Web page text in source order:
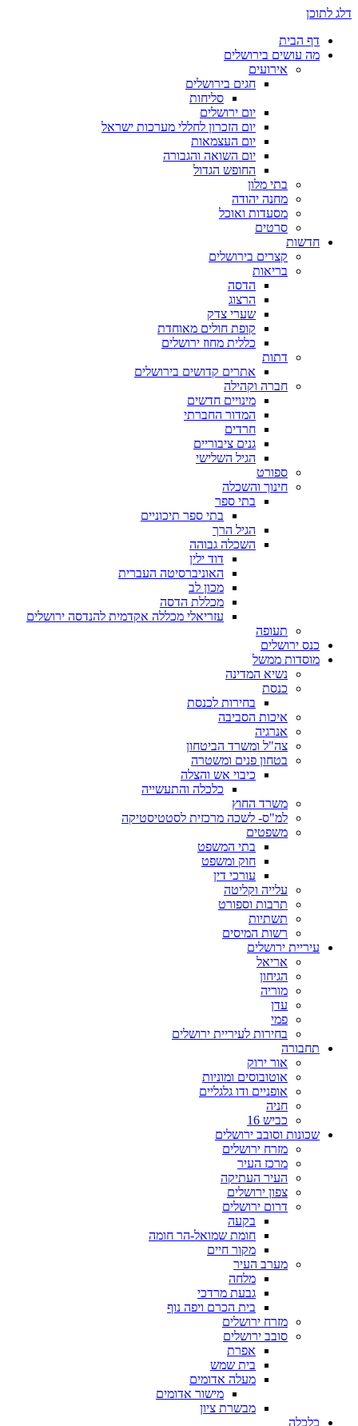
דלג לתוכן
דף הבית
מה עושים בירושלים
אירועים
חגים בירושלים
סליחות
יום ירושלים
יום הזכרון לחללי מערכות ישראל
יום העצמאות
יום השואה והגבורה
החופש הגדול
בתי מלון
מחנה יהודה
מסעדות ואוכל
סרטים
חדשות
קצרים בירושלים
בריאות
הדסה
הרצוג
שערי צדק
קופת חולים מאוחדת
כללית מחוז ירושלים
דתות
אתרים קדושים בירושלים
חברה וקהילה
מינויים חדשים
המדור החברתי
חרדים
גנים ציבוריים
הגיל השלישי
ספורט
חינוך והשכלה
בתי ספר
בתי ספר תיכוניים
הגיל הרך
השכלה גבוהה
דוד ילין
האוניברסיטה העברית
מכון לב
מכללת הדסה
עזריאלי מכללה אקדמית להנדסה ירושלים
תעופה
כנס ירושלים
מוסדות ממשל
נשיא המדינה
כנסת
בחירות לכנסת
איכות הסביבה
אנרגיה
צה"ל ומשרד הביטחון
בטחון פנים ומשטרה
כיבוי אש והצלה
כלכלה והתעשייה
משרד החוץ
למ"ס- לשכה מרכזית לסטטיסטיקה
משפטים
בתי המשפט
חוק ומשפט
עורכי דין
עלייה וקליטה
תרבות וספורט
תשתיות
רשות המיסים
עיריית ירושלים
אריאל
הגיחון
מוריה
עדן
פמי
בחירות לעיריית ירושלים
תחבורה
אור ירוק
אוטובוסים ומוניות
אופניים ודו גלגליים
חניה
כביש 16
שכונות וסובב ירושלים
מזרח ירושלים
מרכז העיר
העיר העתיקה
צפון ירושלים
דרום ירושלים
בקעה
חומת שמואל-הר חומה
מקור חיים
מערב העיר
מלחה
גבעת מרדכי
בית הכרם ויפה נוף
מזרח ירושלים
סובב ירושלים
אפרת
בית שמש
מעלה אדומים
מישור אדומים
מבשרת ציון
כלכלה